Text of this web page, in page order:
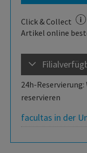
Click & Collect
Artikel online
24h-
reservieren
facultas in der